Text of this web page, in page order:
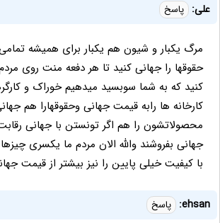
علی: پاسخ
مرگ یکبار و شیون هم یکبار برای همیشه
حقوقها را جهانی کنید تا هر دفعه منت روی
کنید که به شما سوبسید میدهیم خوراک و
کارخانه ها رابه قیمت جهانی وحقوقهارا هم
محصولاتشون را هم اگر تونستن با جهانی
جهانی بفروشند والله الان مردم ما یکسری
با کیفیت خیلی پایین را نیز بیشتر از قیمت
ehsan: پاسخ